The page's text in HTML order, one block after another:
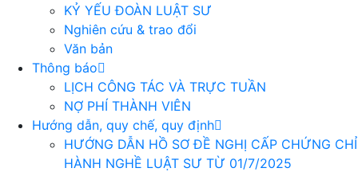
KỶ YẾU ĐOÀN LUẬT SƯ
Nghiên cứu & trao đổi
Văn bản
Thông báo
LỊCH CÔNG TÁC VÀ TRỰC TUẦN
NỢ PHÍ THÀNH VIÊN
Hướng dẫn, quy chế, quy định
HƯỚNG DẪN HỒ SƠ ĐỀ NGHỊ CẤP CHỨNG CHỈ
HÀNH NGHỀ LUẬT SƯ TỪ 01/7/2025